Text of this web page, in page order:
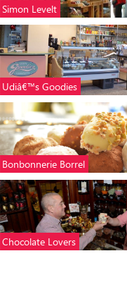
Simon Levelt
Udiâ€™s Goodies
Bonbonnerie Borrel
Chocolate Lovers